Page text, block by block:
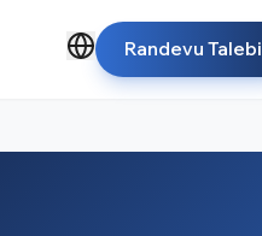
Randevu Talebi